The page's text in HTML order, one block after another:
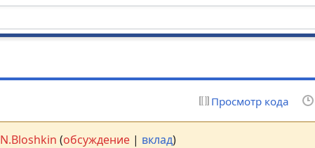
Просмотр кода
N.Bloshkin (обсуждение | вклад)